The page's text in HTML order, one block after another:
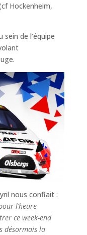
Hockenheim,
sein de l’équipe
nous confiait :
l’heure
ce week-end
désormais la